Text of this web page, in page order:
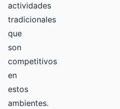
actividades
tradicionales
que
son
competitivos
en
estos
ambientes.